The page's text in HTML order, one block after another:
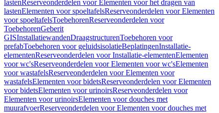
lastenReserveonderdelen voor Elementen voor het dragen van
lastenElementen voor spoeltafelsReserveonderdelen voor Elementen
voor spoeltafelsToebehorenReserveonderdelen voor
ToebehorenGeberit
GISInstallatiewandenDraagstructurenToebehoren voor
prefabToebehoren voor geluidsisolatieBeplatingenInstallatie-
elementenReserveonderdelen voor Installatie-elementenElementen
voor wc'sReserveonderdelen voor Elementen voor wc'sElementen
voor wastafelsReserveonderdelen voor Elementen voor
wastafelsElementen voor bidetsReserveonderdelen voor Elementen
voor bidetsElementen voor urinoirsReserveonderdelen voor
Elementen voor urinoirsElementen voor douches met
muurafvoerReserveonderdelen voor Elementen voor douches met